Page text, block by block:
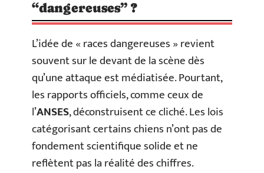
“dangereuses” ?
L’idée de « races dangereuses » revient
souvent sur le devant de la scène dès
qu’une attaque est médiatisée. Pourtant,
les rapports officiels, comme ceux de
l’ANSES, déconstruisent ce cliché. Les lois
catégorisant certains chiens n’ont pas de
fondement scientifique solide et ne
reflètent pas la réalité des chiffres.